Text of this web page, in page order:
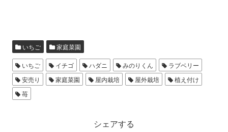
いちご 家庭菜園
いちご イチゴ ハダニ みのりくん
ラブベリー
安売り
家庭菜園 屋内栽培 屋外栽培
植え付け
苺
シェアする